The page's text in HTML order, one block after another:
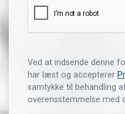
Ved at indsende denne
har læst og accepterer
samtykke til behandling
overensstemmelse med